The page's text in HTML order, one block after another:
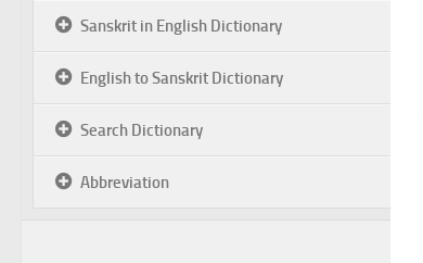
Sanskrit in English Dictionary
English to Sanskrit Dictionary
Search Dictionary
Abbreviation